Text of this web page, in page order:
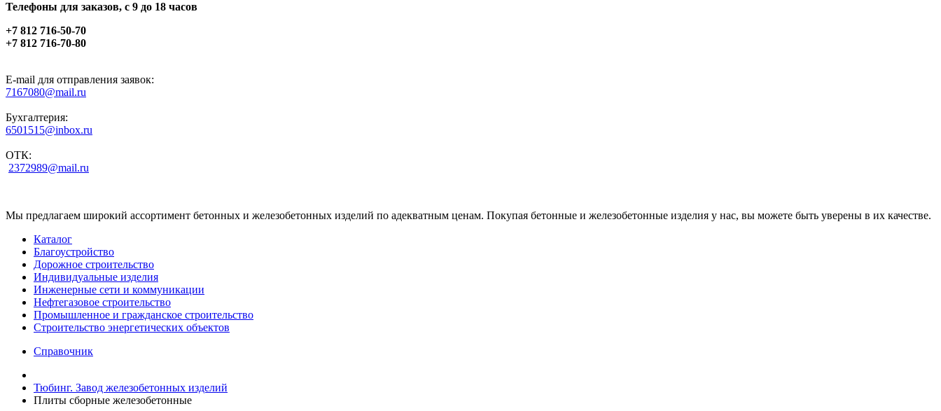
Телефоны для заказов, c 9 до 18 часов
+7 812 716-50-70
+7 812 716-70-80
E-mail для отправления заявок:
7167080@mail.ru
Бухгалтерия:
6501515@inbox.ru
ОТК:
2372989@mail.ru
Мы предлагаем широкий ассортимент бетонных и железобетонных изделий по адекватным ценам. Покупая бетонные и железобетонные изделия у нас, вы можете быть уверены в их качестве.
Каталог
Благоустройство
Дорожное строительство
Индивидуальные изделия
Инженерные сети и коммуникации
Нефтегазовое строительство
Промышленное и гражданское строительство
Строительство энергетических объектов
Справочник
Тюбинг. Завод железобетонных изделий
Плиты сборные железобетонные